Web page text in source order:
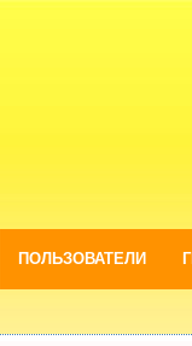
ПОЛЬЗОВАТЕЛИ